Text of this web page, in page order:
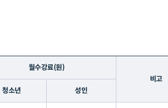
월수강료(원)
비고
청소년
성인